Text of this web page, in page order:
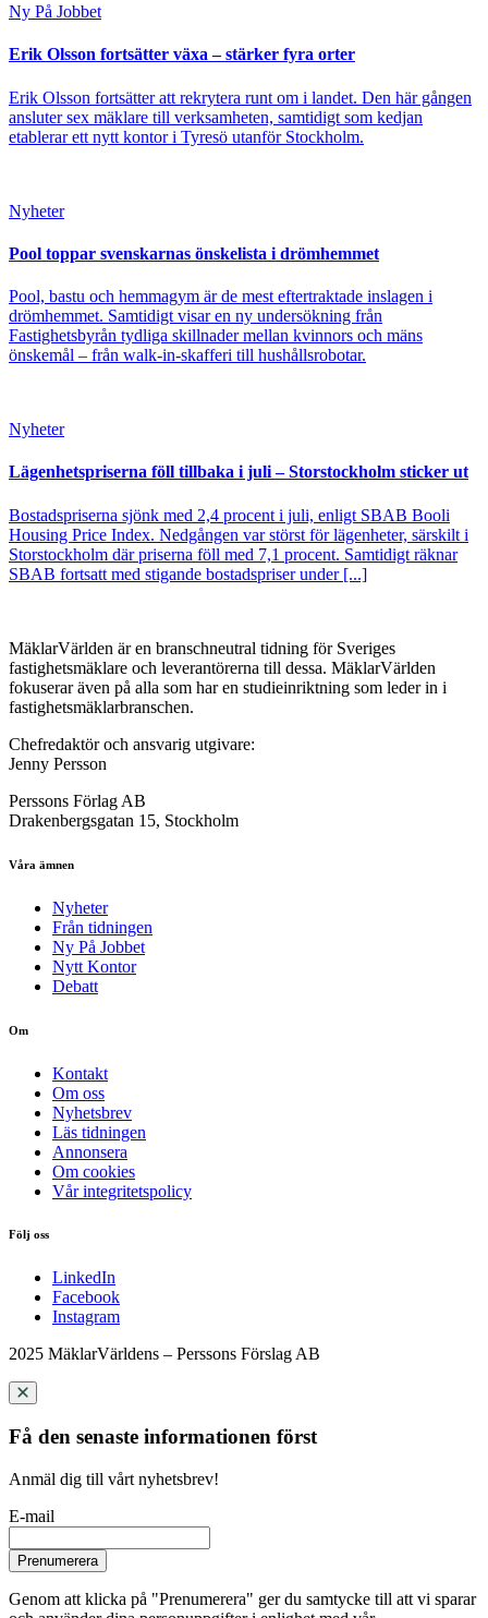
Ny På Jobbet
Erik Olsson fortsätter växa – stärker fyra orter
Erik Olsson fortsätter att rekrytera runt om i landet. Den här gången
ansluter sex mäklare till verksamheten, samtidigt som kedjan
etablerar ett nytt kontor i Tyresö utanför Stockholm.
Nyheter
Pool toppar svenskarnas önskelista i drömhemmet
Pool, bastu och hemmagym är de mest eftertraktade inslagen i
drömhemmet. Samtidigt visar en ny undersökning från
Fastighetsbyrån tydliga skillnader mellan kvinnors och mäns
önskemål – från walk-in-skafferi till hushållsrobotar.
Nyheter
Lägenhetspriserna föll tillbaka i juli – Storstockholm sticker ut
Bostadspriserna sjönk med 2,4 procent i juli, enligt SBAB Booli
Housing Price Index. Nedgången var störst för lägenheter, särskilt i
Storstockholm där priserna föll med 7,1 procent. Samtidigt räknar
SBAB fortsatt med stigande bostadspriser under [...]
MäklarVärlden är en branschneutral tidning för Sveriges
fastighetsmäklare och leverantörerna till dessa. MäklarVärlden
fokuserar även på alla som har en studieinriktning som leder in i
fastighetsmäklarbranschen.
Chefredaktör och ansvarig utgivare:
Jenny Persson
Perssons Förlag AB
Drakenbergsgatan 15, Stockholm
Våra ämnen
Nyheter
Från tidningen
Ny På Jobbet
Nytt Kontor
Debatt
Om
Kontakt
Om oss
Nyhetsbrev
Läs tidningen
Annonsera
Om cookies
Vår integritetspolicy
Följ oss
LinkedIn
Facebook
Instagram
2025 MäklarVärldens – Perssons Förslag AB
Få den senaste informationen först
Anmäl dig till vårt nyhetsbrev!
E-mail
Prenumerera
Genom att klicka på "Prenumerera" ger du samtycke till att vi sparar